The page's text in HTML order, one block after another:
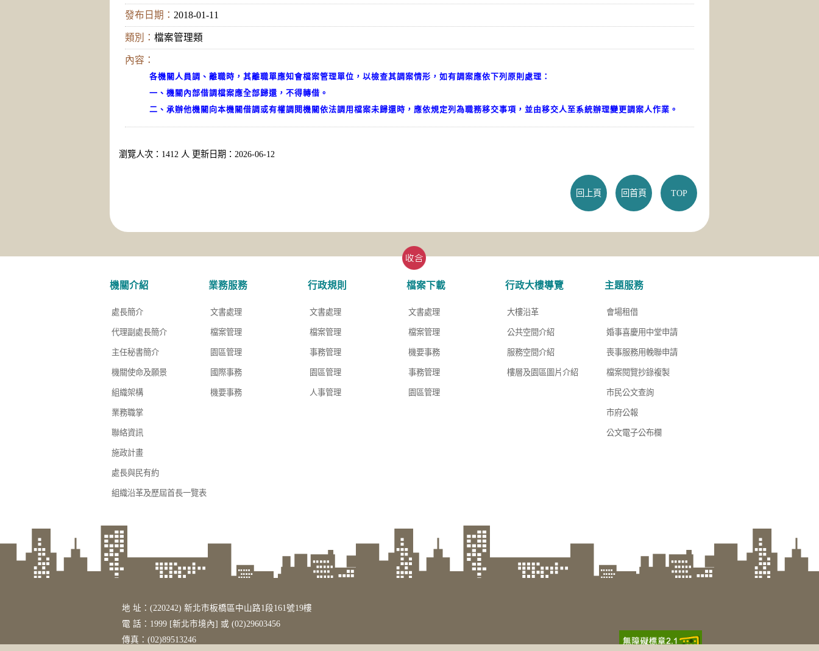
發布日期： 2018-01-11
類別： 檔案管理類
內容：
各機關人員調、離職時，其離職單應知會檔案管理單位，以檢查其調案情形，如有調案應依下列原則處理：
一、機關內部借調檔案應全部歸還，不得轉借。
二、承辦他機關向本機關借調或有權調閱機關依法調用檔案未歸還時，應依規定列為職務移交事項，並由移交人至系統辦理變更調案人作業。
瀏覽人次：1412 人 更新日期：2026-06-12
回上頁 回首頁 TOP
機關介紹
處長簡介
代理副處長簡介
主任秘書簡介
機關使命及願景
組織架構
業務職掌
聯絡資訊
施政計畫
處長與民有約
組織沿革及歷屆首長一覽表
業務服務
文書處理
檔案管理
園區管理
國際事務
機要事務
行政規則
文書處理
檔案管理
事務管理
園區管理
人事管理
檔案下載
文書處理
檔案管理
機要事務
事務管理
園區管理
行政大樓導覽
大樓沿革
公共空間介紹
服務空間介紹
樓層及園區圖片介紹
主題服務
會場租借
婚事喜慶用中堂申請
喪事服務用輓聯申請
檔案閱覽抄錄複製
市民公文查詢
市府公報
公文電子公布欄
地 址：(220242) 新北市板橋區中山路1段161號19樓
電 話：1999 [新北市境內] 或 (02)29603456
傳真：(02)89513246